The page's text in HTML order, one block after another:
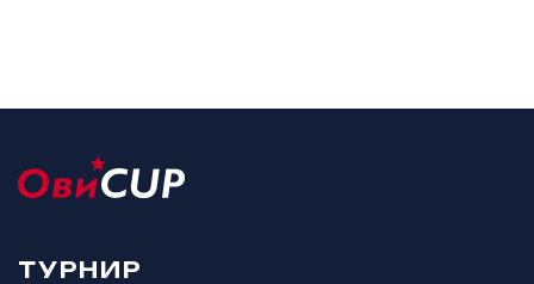
ТУРНИР